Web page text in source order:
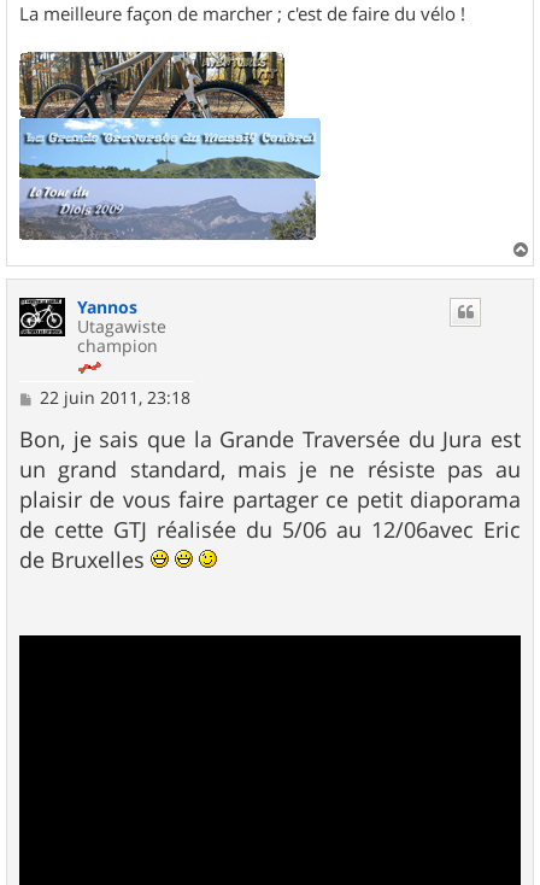
La meilleure façon de marcher ; c'est de faire du vélo !
a
Yannos
Utagawiste
champion
M
s
s
a
g
e
22 juin 2011, 23:18
Bon, je sais que la Grande Traversée du Jura est
un grand standard, mais je ne résiste pas au
plaisir de vous faire partager ce petit diaporama
de cette GTJ réalisée du 5/06 au 12/06avec Eric
de Bruxelles